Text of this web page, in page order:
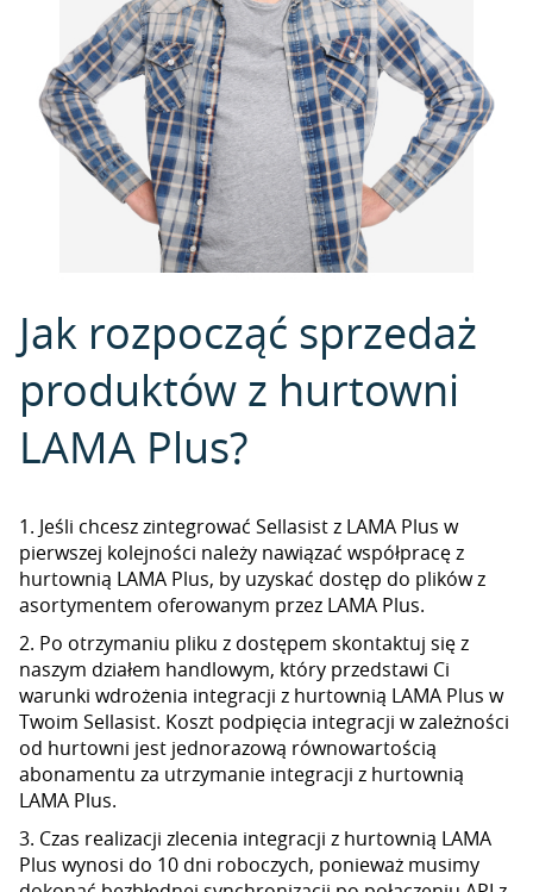
Jak rozpocząć sprzedaż
produktów z hurtowni
LAMA Plus?
1. Jeśli chcesz zintegrować Sellasist z LAMA Plus w
pierwszej kolejności należy nawiązać współpracę z
hurtownią LAMA Plus, by uzyskać dostęp do plików z
asortymentem oferowanym przez LAMA Plus.
2. Po otrzymaniu pliku z dostępem skontaktuj się z
naszym działem handlowym, który przedstawi Ci
warunki wdrożenia integracji z hurtownią LAMA Plus w
Twoim Sellasist. Koszt podpięcia integracji w zależności
od hurtowni jest jednorazową równowartością
abonamentu za utrzymanie integracji z hurtownią
LAMA Plus.
3. Czas realizacji zlecenia integracji z hurtownią LAMA
Plus wynosi do 10 dni roboczych, ponieważ musimy